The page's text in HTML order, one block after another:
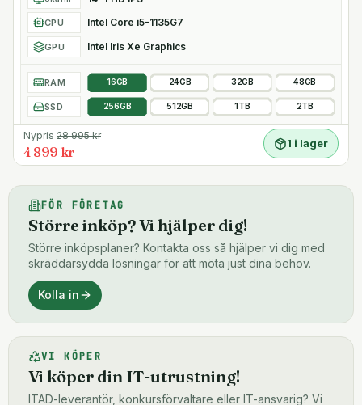
CPU Intel Core i5-1135G7
GPU Intel Iris Xe Graphics
RAM 16GB 24GB 32GB 48GB
SSD 256GB 512GB 1TB 2TB
Nypris 28 995kr
4 899 kr
1 i lager
FÖR FÖRETAG
Större inköp? Vi hjälper dig!
Större inköpsplaner? Kontakta oss så hjälper vi dig med
skräddarsydda lösningar för att möta just dina behov.
Kolla in
VI KÖPER
Vi köper din IT-utrustning!
ITAD-leverantör, konkursförvaltare eller IT-ansvarig? Vi